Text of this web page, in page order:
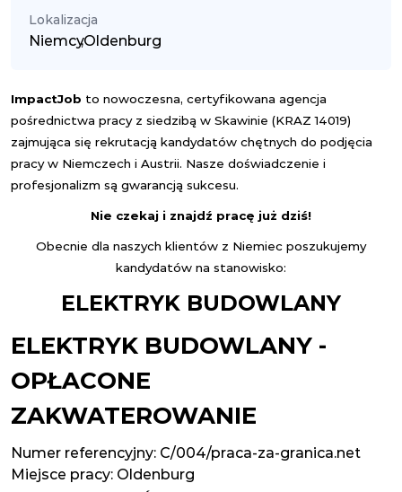
Lokalizacja
Niemcy
,Oldenburg
ImpactJob to nowoczesna, certyfikowana agencja
pośrednictwa pracy z siedzibą w Skawinie (KRAZ 14019)
zajmująca się rekrutacją kandydatów chętnych do podjęcia
pracy w Niemczech i Austrii. Nasze doświadczenie i
profesjonalizm są gwarancją sukcesu.
Nie czekaj i znajdź pracę już dziś!
Obecnie dla naszych klientów z Niemiec poszukujemy
kandydatów na stanowisko:
ELEKTRYK BUDOWLANY
ELEKTRYK BUDOWLANY -
OPŁACONE
ZAKWATEROWANIE
Numer referencyjny: C/004/praca-za-granica.net
Miejsce pracy: Oldenburg